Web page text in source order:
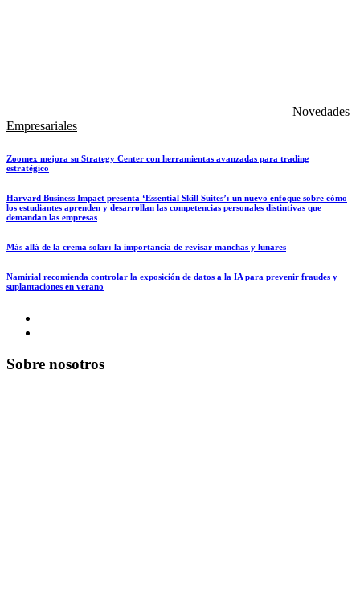
Novedades
Empresariales
Zoomex mejora su Strategy Center con herramientas avanzadas para trading
estratégico
Harvard Business Impact presenta ‘Essential Skill Suites’: un nuevo enfoque sobre cómo
los estudiantes aprenden y desarrollan las competencias personales distintivas que
demandan las empresas
Más allá de la crema solar: la importancia de revisar manchas y lunares
Namirial recomienda controlar la exposición de datos a la IA para prevenir fraudes y
suplantaciones en verano
Sobre nosotros